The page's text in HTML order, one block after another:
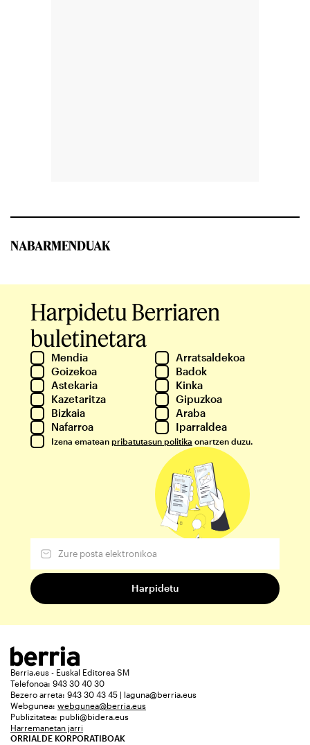
NABARMENDUAK
Harpidetu Berriaren
buletinetara
Mendia
Arratsaldekoa
Goizekoa
Badok
Astekaria
Kinka
Kazetaritza
Gipuzkoa
Bizkaia
Araba
Nafarroa
Iparraldea
Izena ematean pribatutasun politika onartzen duzu.
Berria.eus - Euskal Editorea SM
Telefonoa: 943 30 40 30
Bezero arreta: 943 30 43 45 | laguna@berria.eus
Webgunea: webgunea@berria.eus
Publizitatea: publi@bidera.eus
Harremanetan jarri
ORRIALDE KORPORATIBOAK